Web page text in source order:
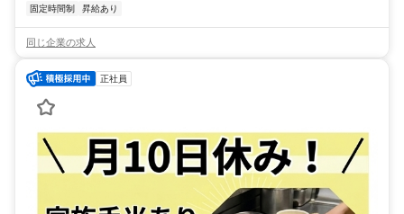
固定時間制 昇給あり
同じ企業の求人
正社員